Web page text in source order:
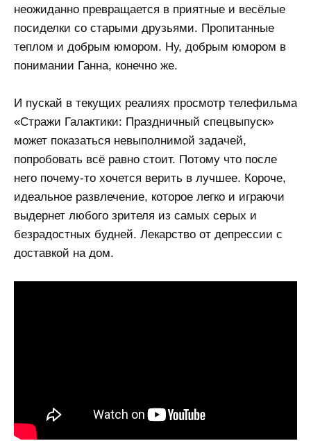
неожиданно превращается в приятные и весёлые
посиделки со старыми друзьями. Пропитанные
теплом и добрым юмором. Ну, добрым юмором в
понимании Ганна, конечно же.
И пускай в текущих реалиях просмотр телефильма
«Стражи Галактики: Праздничный спецвыпуск»
может показаться невыполнимой задачей,
попробовать всё равно стоит. Потому что после
него почему-то хочется верить в лучшее. Короче,
идеальное развлечение, которое легко и играючи
выдернет любого зрителя из самых серых и
безрадостных будней. Лекарство от депрессии с
доставкой на дом.